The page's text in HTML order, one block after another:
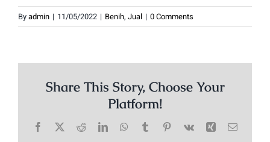
Byadmin | 11/05/2022 | Benih, Jual | 0 Comments
Share This Story, Choose Your
Platform!
Facebook
X RedditLinkedInWhatsApp
TumblrPinterest
Vk Xing Email